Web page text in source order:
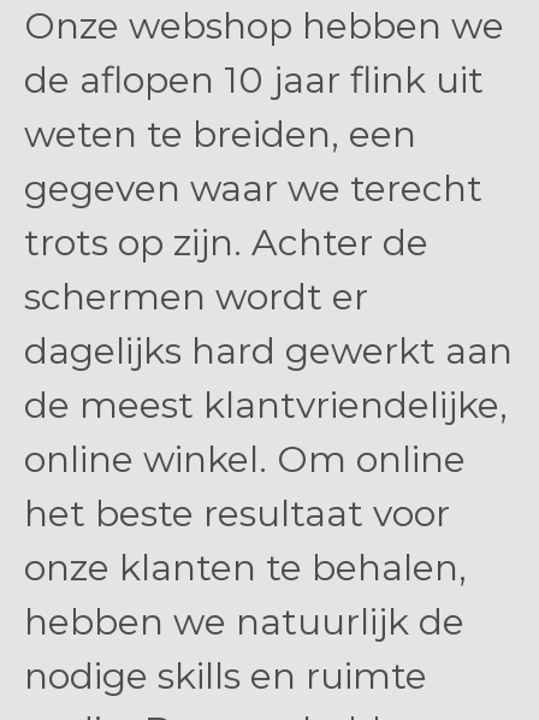
Onze webshop hebben we
de aflopen 10 jaar flink uit
weten te breiden, een
gegeven waar we terecht
trots op zijn. Achter de
schermen wordt er
dagelijks hard gewerkt aan
de meest klantvriendelijke,
online winkel. Om online
het beste resultaat voor
onze klanten te behalen,
hebben we natuurlijk de
nodige skills en ruimte